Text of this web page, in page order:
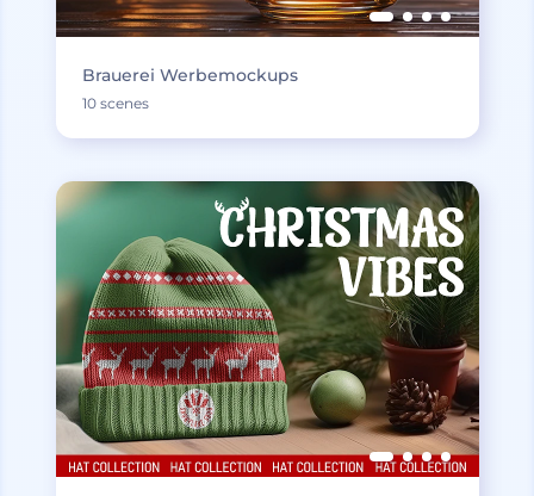
Brauerei Werbemockups
10 scenes